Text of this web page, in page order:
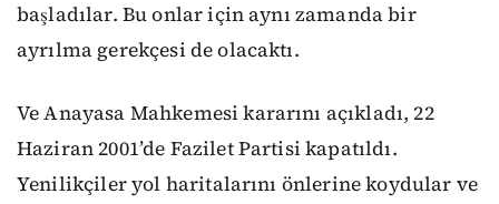
başladılar. Bu onlar için aynı zamanda bir
ayrılma gerekçesi de olacaktı.
Ve Anayasa Mahkemesi kararını açıkladı, 22
Haziran 2001’de Fazilet Partisi kapatıldı.
Yenilikçiler yol haritalarını önlerine koydular ve